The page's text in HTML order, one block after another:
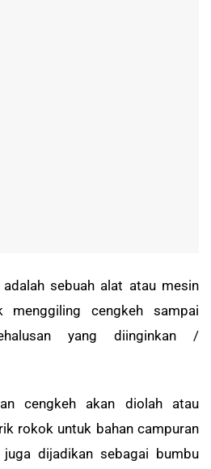
sebuah alat atau mesin
menggiling cengkeh sampai
yang diinginkan /
cengkeh akan diolah atau
rokok untuk bahan campuran
dijadikan sebagai bumbu